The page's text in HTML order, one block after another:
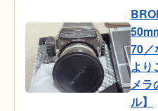
70／
より
メラ
ル】